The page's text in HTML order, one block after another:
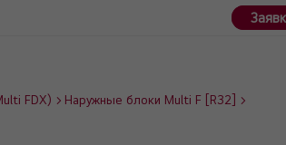
FDX) Наружные блоки Multi F [R32]